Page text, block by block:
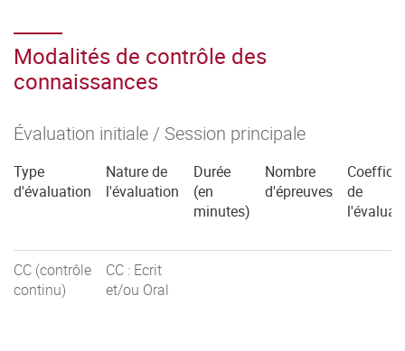
Modalités de contrôle des
connaissances
Évaluation initiale / Session principale
Type
d'évaluation
Nature de
l'évaluation
Durée
(en
minutes)
Nombre
d'épreuves
de
CC (contrôle
continu)
CC : Ecrit
et/ou Oral